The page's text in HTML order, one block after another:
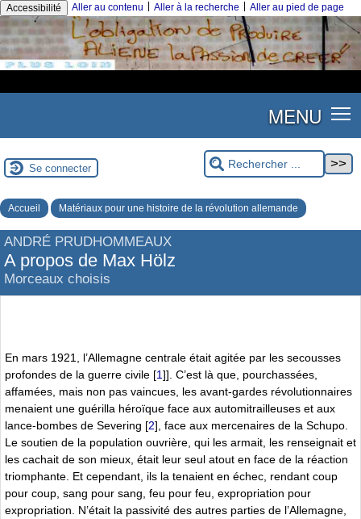
Accessibilité Aller au contenu Aller à la recherche Aller au pied de page
MENU
Se connecter
Accueil Matériaux pour une histoire de la révolution allemande
ANDRÉ PRUDHOMMEAUX
A propos de Max Hölz
Morceaux choisis
En mars 1921, l’Allemagne centrale était agitée par les secousses
profondes de la guerre civile [1]]. C’est là que, pourchassées,
affamées, mais non pas vaincues, les avant-gardes révolutionnaires
menaient une guérilla héroïque face aux automitrailleuses et aux
lance-bombes de Severing [2], face aux mercenaires de la Schupo.
Le soutien de la population ouvrière, qui les armait, les renseignait et
les cachait de son mieux, était leur seul atout en face de la réaction
triomphante. Et cependant, ils la tenaient en échec, rendant coup
pour coup, sang pour sang, feu pour feu, expropriation pour
expropriation. N’était la passivité des autres parties de l’Allemagne,